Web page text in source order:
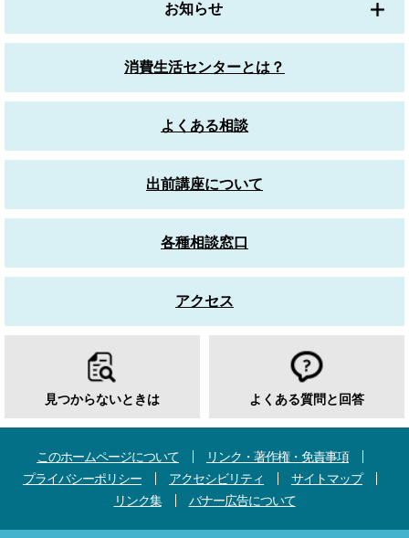
お知らせ
消費生活センターとは？
よくある相談
出前講座について
各種相談窓口
アクセス
見つからないときは よくある質問と回答
このホームページについて
リンク・著作権・免責事項
プライバシーポリシー
アクセシビリティ
サイトマップ
リンク集
バナー広告について